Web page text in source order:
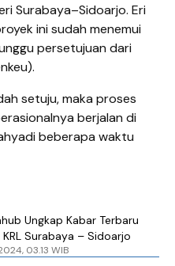
Surabaya–Sidoarjo. Eri
ini sudah menemui
persetujuan dari
setuju, maka proses
berjalan di
beberapa waktu
Ungkap Kabar Terbaru
KRL Surabaya – Sidoarjo
03.13 WIB